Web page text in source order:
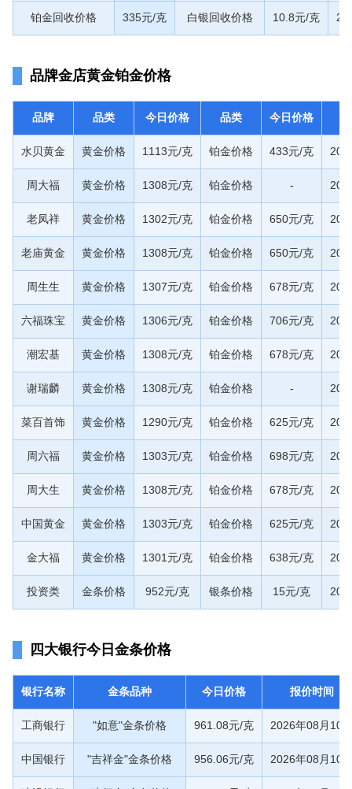
铂金回收价格 335元/克 白银回收价格 10.8元/克
品牌金店黄金铂金价格
品牌 品类 今日价格 品类 今日价格
水贝黄金 黄金价格 1113元/克 铂金价格 433元/克
周大福 黄金价格 1308元/克 铂金价格 -
老凤祥 黄金价格 1302元/克 铂金价格 650元/克
老庙黄金 黄金价格 1308元/克 铂金价格 650元/克
周生生 黄金价格 1307元/克 铂金价格 678元/克
六福珠宝 黄金价格 1306元/克 铂金价格 706元/克
潮宏基 黄金价格 1308元/克 铂金价格 678元/克
谢瑞麟 黄金价格 1308元/克 铂金价格 -
菜百首饰 黄金价格 1290元/克 铂金价格 625元/克
周六福 黄金价格 1303元/克 铂金价格 698元/克
周大生 黄金价格 1308元/克 铂金价格 678元/克
中国黄金 黄金价格 1303元/克 铂金价格 625元/克
金大福 黄金价格 1301元/克 铂金价格 638元/克
投资类 金条价格 952元/克 银条价格 15元/克
四大银行今日金条价格
银行名称 金条品种 今日价格 报价时间
工商银行 "如意"金条价格 961.08元/克 2026年08月10
中国银行 "吉祥金"金条价格 956.06元/克 2026年08月10